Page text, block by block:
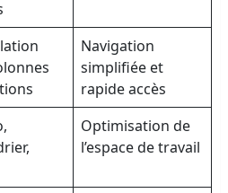
Navigation
simplifiée et
rapide accès
Optimisation de
l’espace de travail